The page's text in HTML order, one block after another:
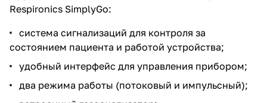
Respironics SimplyGo:
система сигнализаций для контроля за
состоянием пациента и работой устройства;
удобный интерфейс для управления прибором;
два режима работы (потоковый и импульсный);